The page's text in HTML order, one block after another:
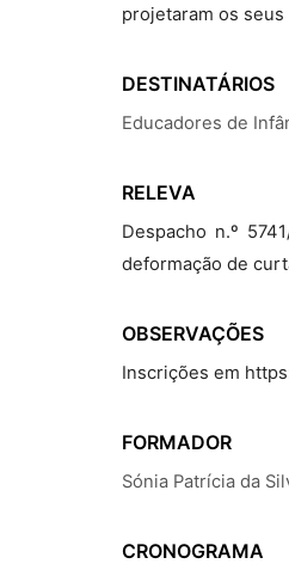
projetaram os
DESTINATÁRIOS
Educadores de
RELEVA
Despacho n.º
deformação de
OBSERVAÇÕES
Inscrições em
FORMADOR
Sónia Patrícia da
CRONOGRAMA